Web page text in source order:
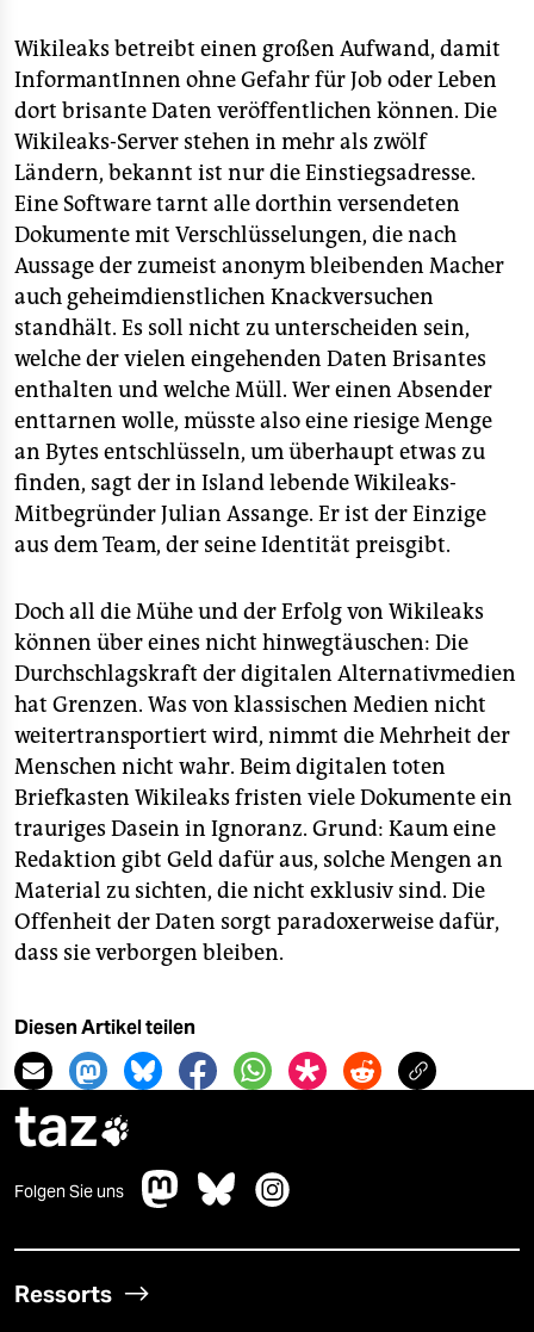
Wikileaks betreibt einen großen Aufwand, damit
InformantInnen ohne Gefahr für Job oder Leben
dort brisante Daten veröffentlichen können. Die
Wikileaks-Server stehen in mehr als zwölf
Ländern, bekannt ist nur die Einstiegsadresse.
Eine Software tarnt alle dorthin versendeten
Dokumente mit Verschlüsselungen, die nach
Aussage der zumeist anonym bleibenden Macher
auch geheimdienstlichen Knackversuchen
standhält. Es soll nicht zu unterscheiden sein,
welche der vielen eingehenden Daten Brisantes
enthalten und welche Müll. Wer einen Absender
enttarnen wolle, müsste also eine riesige Menge
an Bytes entschlüsseln, um überhaupt etwas zu
finden, sagt der in Island lebende Wikileaks-
Mitbegründer Julian Assange. Er ist der Einzige
aus dem Team, der seine Identität preisgibt.
Doch all die Mühe und der Erfolg von Wikileaks
können über eines nicht hinwegtäuschen: Die
Durchschlagskraft der digitalen Alternativmedien
hat Grenzen. Was von klassischen Medien nicht
weitertransportiert wird, nimmt die Mehrheit der
Menschen nicht wahr. Beim digitalen toten
Briefkasten Wikileaks fristen viele Dokumente ein
trauriges Dasein in Ignoranz. Grund: Kaum eine
Redaktion gibt Geld dafür aus, solche Mengen an
Material zu sichten, die nicht exklusiv sind. Die
Offenheit der Daten sorgt paradoxerweise dafür,
dass sie verborgen bleiben.
Diesen Artikel teilen
taz
Folgen Sie uns
Ressorts